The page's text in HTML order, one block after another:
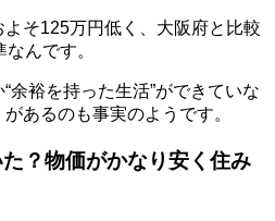
そ125万円低く、大阪府と比較
んです。
余裕を持った生活”ができていな
あるのも事実のようです。
？物価がかなり安く住み